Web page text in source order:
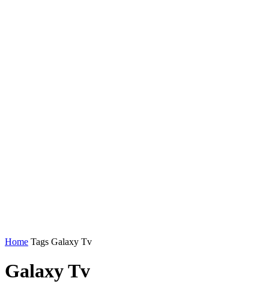
Home Tags Galaxy Tv
Galaxy Tv